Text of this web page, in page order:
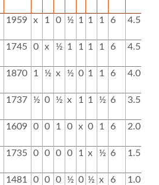
1959 x 1 0 ½ 1 1 1 6 4.5
1745 0 x ½ 1 1 1 1 6 4.5
1870 1 ½ x ½ 0 1 1 6 4.0
1737 ½ 0 ½ x 1 1 ½ 6 3.5
1609 0 0 1 0 x 0 1 6 2.0
1735 0 0 0 0 1 x ½ 6 1.5
1481 0 0 0 ½ 0 ½ x 6 1.0